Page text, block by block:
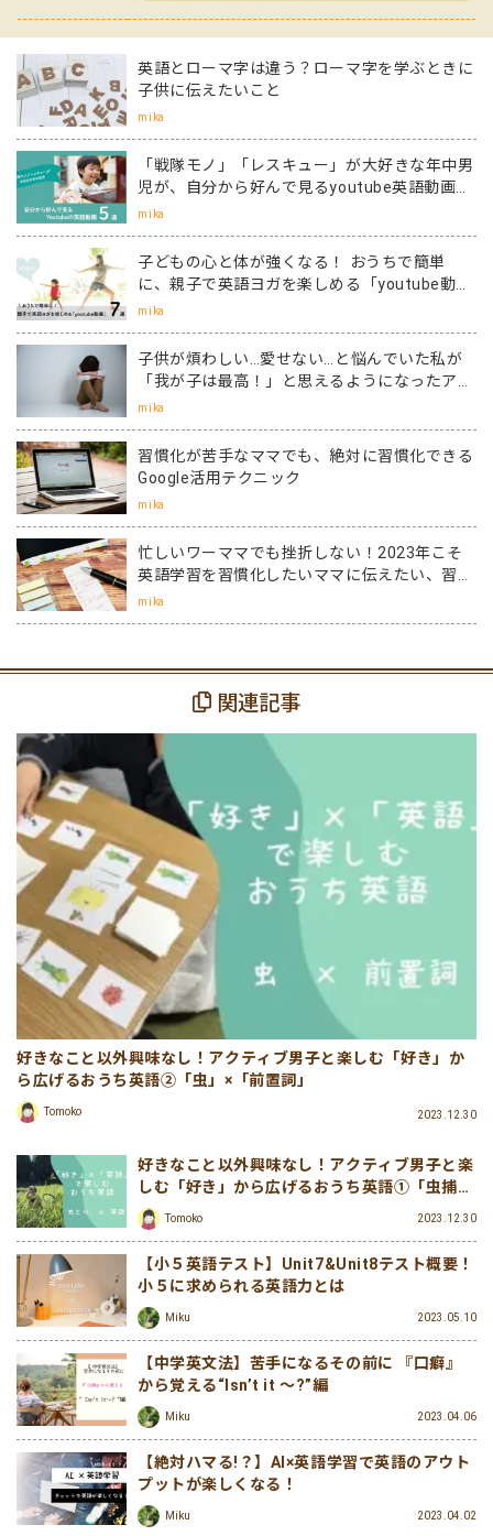
英語とローマ字は違う？ローマ字を学ぶときに
子供に伝えたいこと
mika
「戦隊モノ」「レスキュー」が大好きな年中男
児が、自分から好んで見るyoutube英語動画５
選
mika
子どもの心と体が強くなる！ おうちで簡単
に、親子で英語ヨガを楽しめる「youtube動
画」７選
mika
子供が煩わしい…愛せない…と悩んでいた私が
「我が子は最高！」と思えるようになったアッ
トホーム留学
mika
習慣化が苦手なママでも、絶対に習慣化できる
Google活用テクニック
mika
忙しいワーママでも挫折しない！2023年こそ
英語学習を習慣化したいママに伝えたい、習慣
化のコツ！
mika
関連記事
好きなこと以外興味なし！アクティブ男子と楽しむ「好き」か
ら広げるおうち英語②「虫」×「前置詞」
Tomoko 2023.12.30
好きなこと以外興味なし！アクティブ男子と楽
しむ「好き」から広げるおうち英語①「虫捕
り」×「英語」
Tomoko 2023.12.30
【小５英語テスト】Unit7&Unit8テスト概要！
小５に求められる英語力とは
Miku 2023.05.10
【中学英文法】苦手になるその前に 『口癖』
から覚える“Isn’t it ～?”編
Miku 2023.04.06
【絶対ハマる!？】AI×英語学習で英語のアウト
プットが楽しくなる！
Miku 2023.04.02